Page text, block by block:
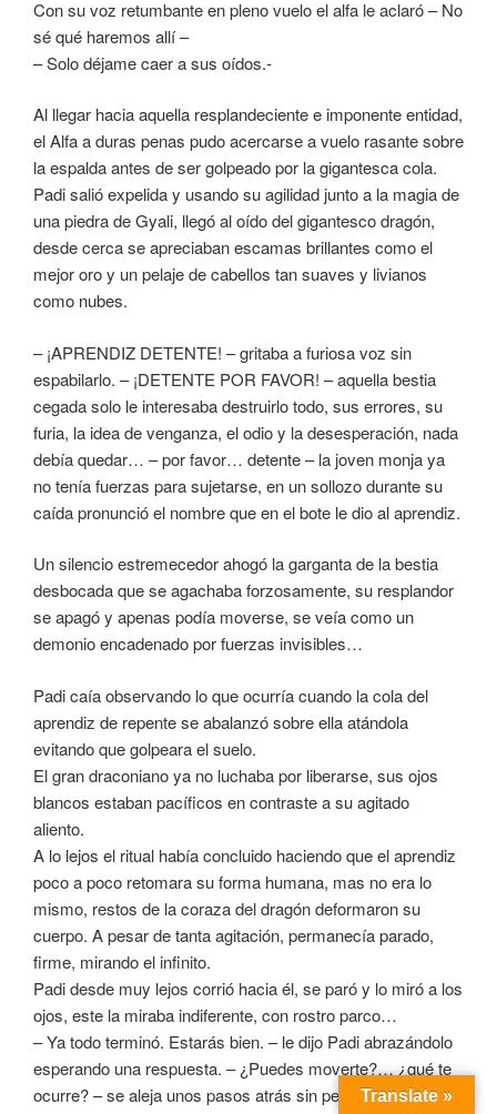
Con su voz retumbante en pleno vuelo el alfa le aclaró – No
sé qué haremos allí –
– Solo déjame caer a sus oídos.-
Al llegar hacia aquella resplandeciente e imponente entidad,
el Alfa a duras penas pudo acercarse a vuelo rasante sobre
la espalda antes de ser golpeado por la gigantesca cola.
Padi salió expelida y usando su agilidad junto a la magia de
una piedra de Gyali, llegó al oído del gigantesco dragón,
desde cerca se apreciaban escamas brillantes como el
mejor oro y un pelaje de cabellos tan suaves y livianos
como nubes.
– ¡APRENDIZ DETENTE! – gritaba a furiosa voz sin
espabilarlo. – ¡DETENTE POR FAVOR! – aquella bestia
cegada solo le interesaba destruirlo todo, sus errores, su
furia, la idea de venganza, el odio y la desesperación, nada
debía quedar… – por favor… detente – la joven monja ya
no tenía fuerzas para sujetarse, en un sollozo durante su
caída pronunció el nombre que en el bote le dio al aprendiz.
Un silencio estremecedor ahogó la garganta de la bestia
desbocada que se agachaba forzosamente, su resplandor
se apagó y apenas podía moverse, se veía como un
demonio encadenado por fuerzas invisibles…
Padi caía observando lo que ocurría cuando la cola del
aprendiz de repente se abalanzó sobre ella atándola
evitando que golpeara el suelo.
El gran draconiano ya no luchaba por liberarse, sus ojos
blancos estaban pacíficos en contraste a su agitado
aliento.
A lo lejos el ritual había concluido haciendo que el aprendiz
poco a poco retomara su forma humana, mas no era lo
mismo, restos de la coraza del dragón deformaron su
cuerpo. A pesar de tanta agitación, permanecía parado,
firme, mirando el infinito.
Padi desde muy lejos corrió hacia él, se paró y lo miró a los
ojos, este la miraba indiferente, con rostro parco…
– Ya todo terminó. Estarás bien. – le dijo Padi abrazándolo
esperando una respuesta. – ¿Puedes moverte?… ¿qué te
ocurre? – se aleja unos pasos atrás sin perder de vista
Translate »